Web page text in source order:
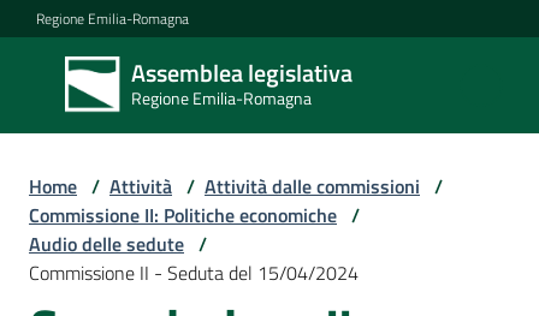
Vai al contenuto
Vai alla navigazione
Vai al footer
Regione Emilia-Romagna
Assemblea legislativa
Regione Emilia-Romagna
Assemblea
legislativa
Regione Emilia-
Assemblea
Home / Attività / Attività dalle commissioni /
Commissione II: Politiche economiche /
Audio delle sedute /
Commissione II - Seduta del 15/04/2024